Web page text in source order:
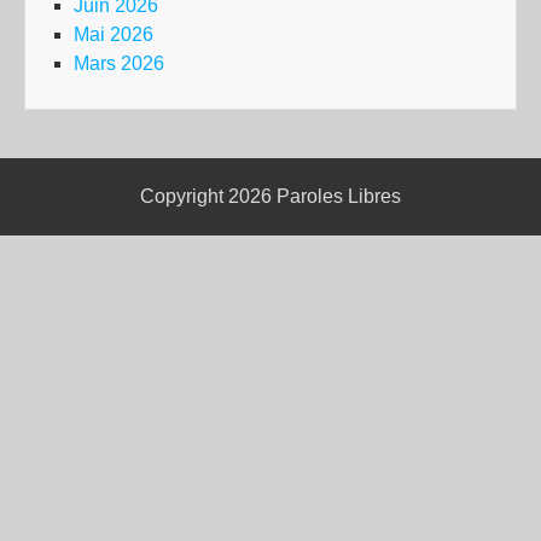
Juin 2026
Mai 2026
Mars 2026
Copyright 2026 Paroles Libres